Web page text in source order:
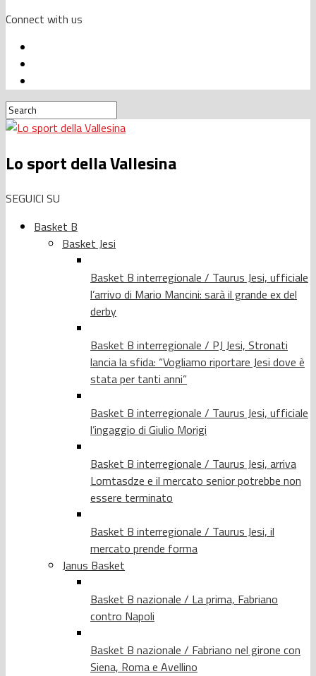
Connect with us
Lo sport della Vallesina
SEGUICI SU
Basket B
Basket Jesi
Basket B interregionale / Taurus Jesi, ufficiale
l’arrivo di Mario Mancini: sarà il grande ex del
derby
Basket B interregionale / PJ Jesi, Stronati
lancia la sfida: “Vogliamo riportare Jesi dove è
stata per tanti anni”
Basket B interregionale / Taurus Jesi, ufficiale
l’ingaggio di Giulio Morigi
Basket B interregionale / Taurus Jesi, arriva
Lomtasdze e il mercato senior potrebbe non
essere terminato
Basket B interregionale / Taurus Jesi, il
mercato prende forma
Janus Basket
Basket B nazionale / La prima, Fabriano
contro Napoli
Basket B nazionale / Fabriano nel girone con
Siena, Roma e Avellino